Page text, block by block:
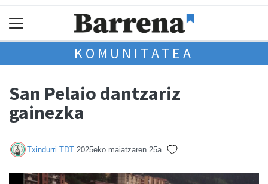
KOMUNITATEA
San Pelaio dantzariz
gainezka
Txindurri TDT 2025eko maiatzaren 25a